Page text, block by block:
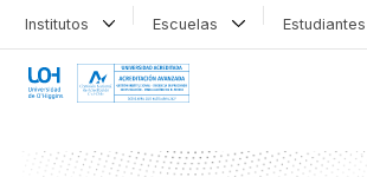
Institutos Escuelas Estudiantes